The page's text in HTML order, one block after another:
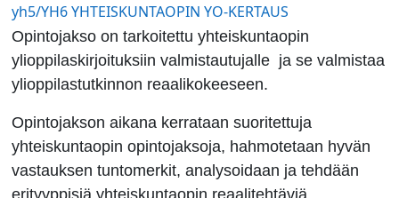
yh5/YH6 YHTEISKUNTAOPIN YO-KERTAUS
Opintojakso on tarkoitettu yhteiskuntaopin
ylioppilaskirjoituksiin valmistautujalle ja se valmistaa
ylioppilastutkinnon reaalikokeeseen.
Opintojakson aikana kerrataan suoritettuja
yhteiskuntaopin opintojaksoja, hahmotetaan hyvän
vastauksen tuntomerkit, analysoidaan ja tehdään
erityyppisiä yhteiskuntaopin reaalitehtäviä.